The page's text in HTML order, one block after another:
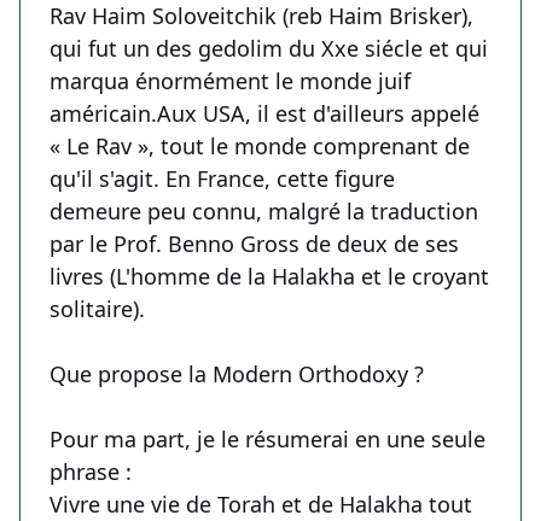
Rav Haim Soloveitchik (reb Haim Brisker),
qui fut un des gedolim du Xxe siécle et qui
marqua énormément le monde juif
américain.Aux USA, il est d'ailleurs appelé
« Le Rav », tout le monde comprenant de
qu'il s'agit. En France, cette figure
demeure peu connu, malgré la traduction
par le Prof. Benno Gross de deux de ses
livres (L'homme de la Halakha et le croyant
solitaire).
Que propose la Modern Orthodoxy ?
Pour ma part, je le résumerai en une seule
phrase :
Vivre une vie de Torah et de Halakha tout